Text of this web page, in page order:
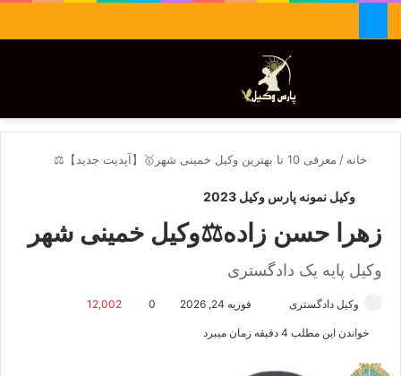
تغییر پوسته
خانه / معرفی 10 تا بهترین وکیل خمینی شهر🥇【آپدیت جدید】⚖️
وکیل نمونه پارس وکیل 2023
زهرا حسن زاده⚖️وکیل خمینی شهر
وکیل پایه یک دادگستری
وکیل دادگستری
ا
فوریه 24, 2026 0
12,002
خواندن این مطلب 4 دقیقه زمان میبرد